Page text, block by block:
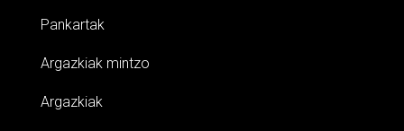
Pankartak
Argazkiak mintzo
Argazkiak